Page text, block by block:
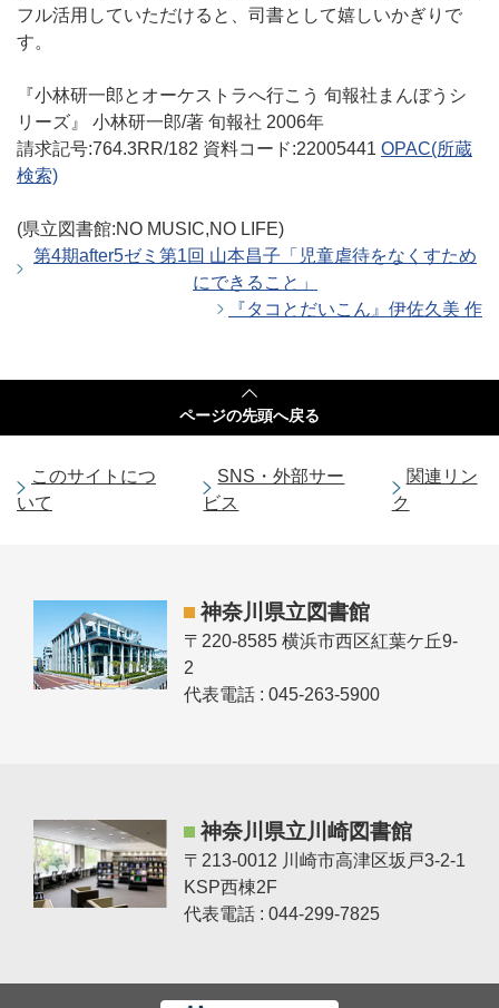
フル活用していただけると、司書として嬉しいかぎりで
す。
『小林研一郎とオーケストラへ行こう 旬報社まんぼうシ
リーズ』 小林研一郎/著 旬報社 2006年
請求記号:764.3RR/182 資料コード:22005441 OPAC(所蔵
検索)
(県立図書館:NO MUSIC,NO LIFE)
第4期after5ゼミ第1回 山本昌子「児童虐待をなくすため
にできること」
『タコとだいこん』伊佐久美 作
このサイトにつ
いて
SNS・外部サー
ビス
関連リン
ク
ページの先頭へ戻る
神奈川県立図書館
〒220-8585 横浜市西区紅葉ケ丘9-
2
代表電話 : 045-263-5900
神奈川県立川崎図書館
〒213-0012 川崎市高津区坂戸3-2-1
KSP西棟2F
代表電話 : 044-299-7825